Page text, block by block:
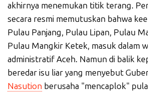
akhirnya menemukan titik terang.
secara resmi memutuskan bahwa
Pulau Panjang, Pulau Lipan, Pulau
Pulau Mangkir Ketek, masuk dalam
administratif Aceh. Namun di balik
beredar isu liar yang menyebut
Nasution berusaha "mencaplok"